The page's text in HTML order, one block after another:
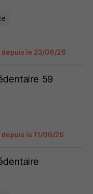
depuis le 23/06/26
59
le 11/06/26